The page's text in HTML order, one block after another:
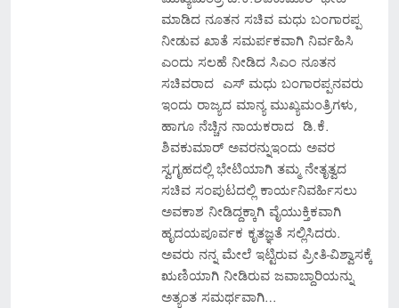
ಮಾಡಿದ ನೂತನ ಸಚಿವ ಮಧು ಬಂಗಾರಪ್ಪ
ನೀಡುವ ಖಾತೆ ಸಮರ್ಪಕವಾಗಿ ನಿರ್ವಹಿಸಿ
ಎಂದು ಸಲಹೆ ನೀಡಿದ ಸಿಎಂ ನೂತನ
ಸಚಿವರಾದ ಎಸ್ ಮಧು ಬಂಗಾರಪ್ಪನವರು
ಇಂದು ರಾಜ್ಯದ ಮಾನ್ಯ ಮುಖ್ಯಮಂತ್ರಿಗಳು,
ಹಾಗೂ ನೆಚ್ಚಿನ ನಾಯಕರಾದ ಡಿ.ಕೆ.
ಶಿವಕುಮಾರ್‌ ಅವರನ್ನುಇಂದು ಅವರ
ಸ್ವಗೃಹದಲ್ಲಿ ಭೇಟಿಯಾಗಿ ತಮ್ಮ ನೇತೃತ್ವದ
ಸಚಿವ ಸಂಪುಟದಲ್ಲಿ ಕಾರ್ಯನಿವರ್ಹಿಸಲು
ಅವಕಾಶ ನೀಡಿದ್ದಕ್ಕಾಗಿ ವೈಯುಕ್ತಿಕವಾಗಿ
ಹೃದಯಪೂರ್ವಕ ಕೃತಜ್ಞತೆ ಸಲ್ಲಿಸಿದರು.
ಅವರು ನನ್ನ ಮೇಲೆ ಇಟ್ಟಿರುವ ಪ್ರೀತಿ-ವಿಶ್ವಾಸಕ್ಕೆ
ಋಣಿಯಾಗಿ ನೀಡಿರುವ ಜವಾಬ್ದಾರಿಯನ್ನು
ಅತ್ಯಂತ ಸಮರ್ಥವಾಗಿ…